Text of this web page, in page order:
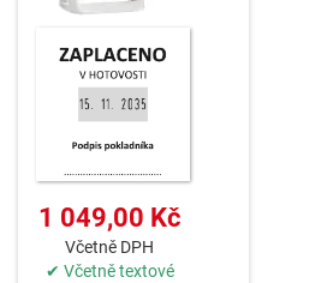
1 049,00 Kč
Včetně DPH
✔ Včetně textové